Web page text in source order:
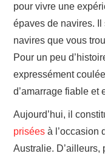
pour vivre une
épaves de navires. Il
navires que vous
Pour un peu
expressément
d’amarrage fiable et
Aujourd’hui, il
prisées à l’occasion
Australie.